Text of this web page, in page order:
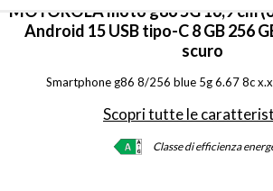
MOTOROLAmoto g86 5G 16,9 cm
Android 15 USB tipo-C 8 GB 256
scuro
Smartphone g86 8/256 blue 5g 6.67 8c
Scopri tutte le
Classe di efficienza